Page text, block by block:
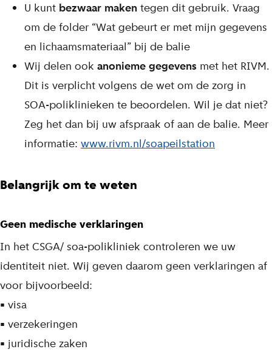
U kunt bezwaar maken tegen dit gebruik. Vraag
om de folder “Wat gebeurt er met mijn gegevens
en lichaamsmateriaal” bij de balie
Wij delen ook anonieme gegevens met het RIVM.
Dit is verplicht volgens de wet om de zorg in
SOA-poliklinieken te beoordelen. Wil je dat niet?
Zeg het dan bij uw afspraak of aan de balie. Meer
informatie: www.rivm.nl/soapeilstation
Belangrijk om te weten
Geen medische verklaringen
In het CSGA/ soa-polikliniek controleren we uw
identiteit niet. Wij geven daarom geen verklaringen af
voor bijvoorbeeld:
• visa
• verzekeringen
• juridische zaken